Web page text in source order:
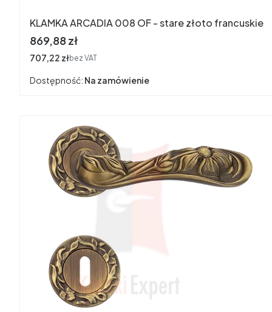
KLAMKA ARCADIA 008 OF - stare złoto francuskie
Cena
869,88 zł
Cena
707,22 złbez VAT
Dostępność: Na zamówienie